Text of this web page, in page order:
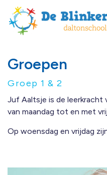
Groepen
Groep 1 & 2
Juf Aaltsje is de leerkracht
van maandag tot en met
Op woensdag en vrijdag